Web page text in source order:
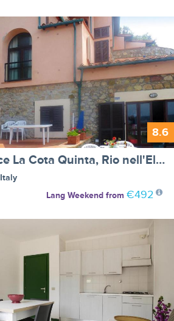
8.6
Holiday residence La Cota Quinta, Rio nell'Elba - Type B
Italy
Lang Weekendfrom €492